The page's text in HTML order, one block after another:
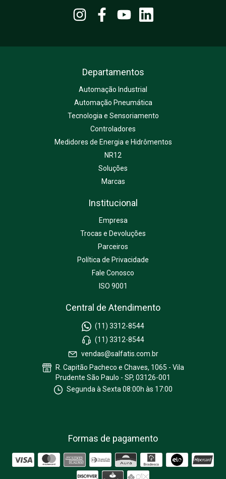
Departamentos
Automação Industrial
Automação Pneumática
Tecnologia e Sensoriamento
Controladores
Medidores de Energia e Hidrômentos
NR12
Soluções
Marcas
Institucional
Empresa
Trocas e Devoluções
Parceiros
Política de Privacidade
Fale Conosco
ISO 9001
Central de Atendimento
(11) 3312-8544
(11) 3312-8544
vendas@salfatis.com.br
R. Capitão Pacheco e Chaves, 1065 - Vila
Prudente São Paulo - SP, 03126-001
Segunda à Sexta 08:00h às 17:00
Formas de pagamento